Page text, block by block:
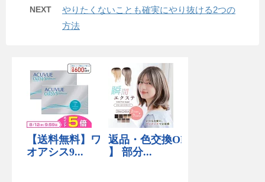
NEXT
やりたくないことも確実にやり抜ける2つの
方法